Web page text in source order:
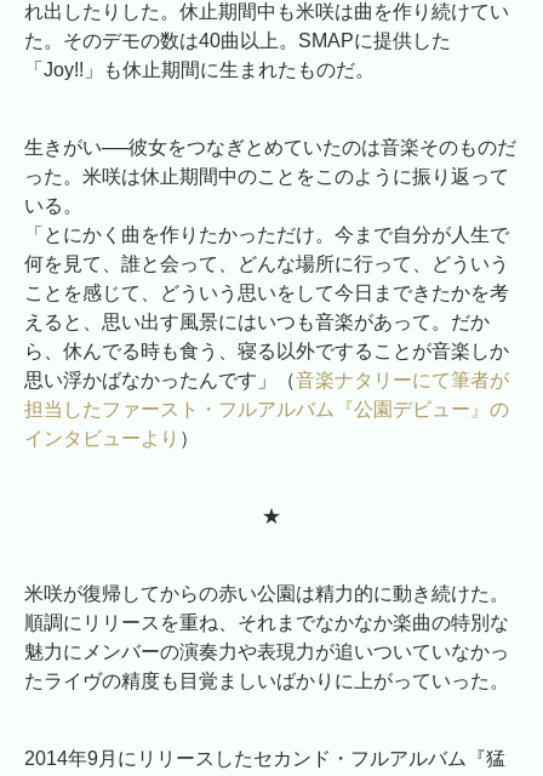
れ出したりした。休止期間中も米咲は曲を作り続けてい
た。そのデモの数は40曲以上。SMAPに提供した
「Joy!!」も休止期間に生まれたものだ。
生きがい──彼女をつなぎとめていたのは音楽そのものだ
った。米咲は休止期間中のことをこのように振り返って
いる。
「とにかく曲を作りたかっただけ。今まで自分が人生で
何を見て、誰と会って、どんな場所に行って、どういう
ことを感じて、どういう思いをして今日まできたかを考
えると、思い出す風景にはいつも音楽があって。だか
ら、休んでる時も食う、寝る以外ですることが音楽しか
思い浮かばなかったんです」（音楽ナタリーにて筆者が
担当したファースト・フルアルバム『公園デビュー』の
インタビューより ）
★
米咲が復帰してからの赤い公園は精力的に動き続けた。
順調にリリースを重ね、それまでなかなか楽曲の特別な
魅力にメンバーの演奏力や表現力が追いついていなかっ
たライヴの精度も目覚ましいばかりに上がっていった。
2014年9月にリリースしたセカンド・フルアルバム『猛